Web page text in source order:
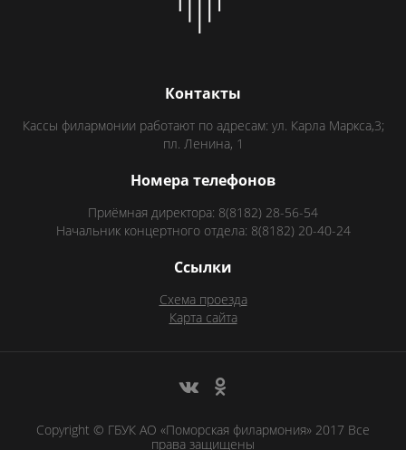
Контакты
Кассы филармонии работают по адресам: ул. Карла Маркса,3;
пл. Ленина, 1
Номера телефонов
Приёмная директора: 8(8182) 28-56-54
Начальник концертного отдела: 8(8182) 20-40-24
Ссылки
Схема проезда
Карта сайта
Copyright © ГБУК АО «Поморская филармония» 2017 Все
права защищены